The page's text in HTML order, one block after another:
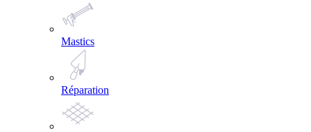
Mastics
Réparation